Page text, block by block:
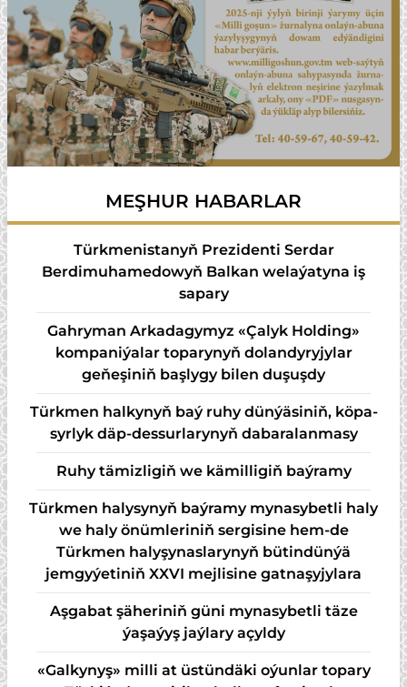
MEŞHUR HABARLAR
Türkmenistanyň Prezidenti Serdar
Berdimuhamedowyň Balkan welaýatyna iş
sapary
Gahryman Arkadagymyz «Çalyk Holding»
kompaniýalar toparynyň dolandyryjylar
geňeşiniň başlygy bilen duşuşdy
Türk­men hal­ky­nyň baý ru­hy dün­ýä­si­niň, kö­pa­
syr­lyk däp-des­sur­la­ry­nyň da­ba­ra­lan­ma­sy
Ruhy tämizligiň we kämilligiň baýramy
Türkmen halysynyň baýramy mynasybetli haly
we haly önümleriniň sergisine hem-de
Türkmen halyşynaslarynyň bütindünýä
jemgyýetiniň XXVI mejlisine gatnaşyjylara
Aşgabat şäheriniň güni mynasybetli täze
ýaşaýyş jaýlary açyldy
«Galkynyş» milli at üstündäki oýunlar topary